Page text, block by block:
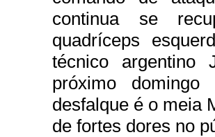
continua se
quadríceps
técnico argentino
próximo
desfalque é o meia
de fortes dores no